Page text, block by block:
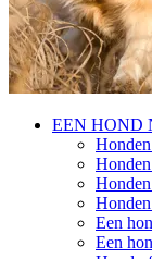
EEN HOND
Een
Een